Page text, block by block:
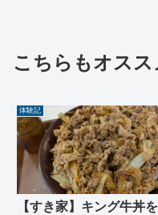
こちらもオスス
体験記
【すき家】キング牛丼